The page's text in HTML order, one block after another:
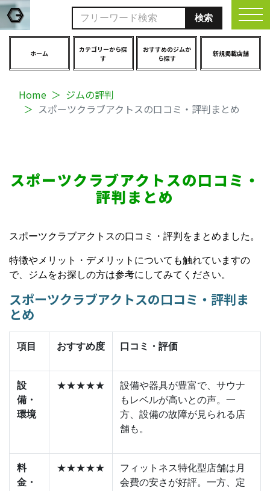
ホーム
カテゴリーから探
す
おすすめのジムか
ら探す
新規掲載店舗
Home
ジムの評判
スポーツクラブアクトスの口コミ・評判まとめ
スポーツクラブアクトスの口コミ・
評判まとめ
スポーツクラブアクトスの口コミ・評判をまとめました。
特徴やメリット・デメリットについても触れていますの
で、ジムをお探しの方は参考にしてみてください。
スポーツクラブアクトスの口コミ・評判ま
とめ
項目 おすすめ度 口コミ・評価
設
備・
環境
★★★★★
設備や器具が豊富で、サウナ
もレベルが高いとの声。一
方、設備の故障が見られる店
舗も。
料
金・
★★★★★
フィットネス特化型店舗は月
会費の安さが好評。一方、定